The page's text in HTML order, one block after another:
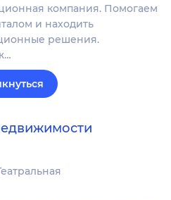
компания. Помогаем
и находить
решения.